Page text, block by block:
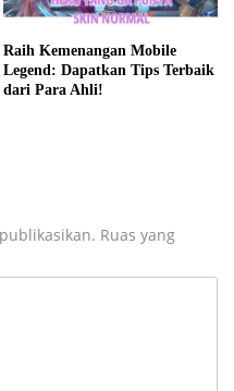
Raih Kemenangan Mobile
Legend: Dapatkan Tips Terbaik
dari Para Ahli!
Ruas yang